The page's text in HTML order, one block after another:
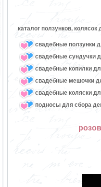
каталог ползунков,
свадебные ползунки
свадебные сундучки
свадебные копилки
свадебные мешочки
свадебные коляски
подносы для сбора